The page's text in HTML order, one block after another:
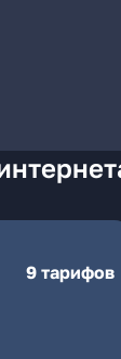
9 тарифов